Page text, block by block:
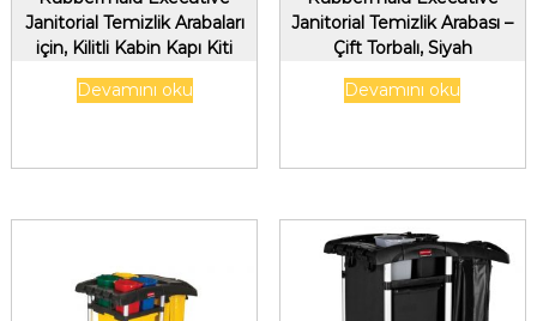
Janitorial Temizlik Arabaları
için, Kilitli Kabin Kapı Kiti
Devamını oku
Janitorial Temizlik Arabası –
Çift Torbalı, Siyah
Devamını oku